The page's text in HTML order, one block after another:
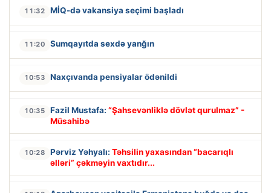
11:32 MİQ-də vakansiya seçimi başladı
11:20 Sumqayıtda sexdə yanğın
10:53 Naxçıvanda pensiyalar ödənildi
10:35 Fazil Mustafa: “Şahsevənliklə dövlət qurulmaz” -
Müsahibə
10:28 Pərviz Yəhyalı: Təhsilin yaxasından “bacarıqlı
əlləri” çəkməyin vaxtıdır...